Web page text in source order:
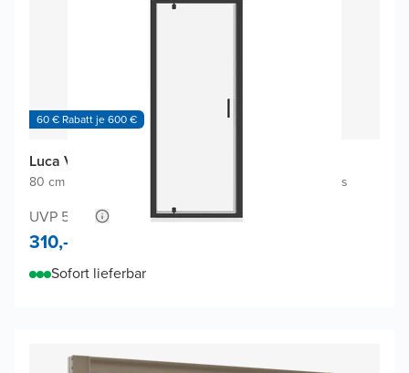
60 € Rabatt je 600 €
Luca Varess Vidor Dusche Drehtür
80 cm x 190 cm Klarglas
UVP 580,-
310,-
Sofort lieferbar